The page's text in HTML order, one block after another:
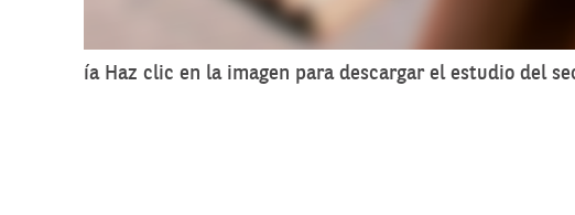
ía Haz clic en la imagen para descargar el estudio del